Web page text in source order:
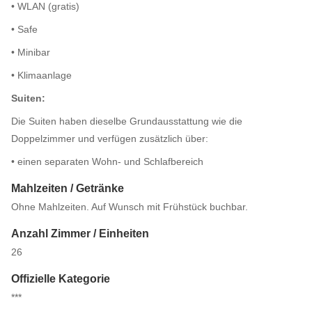
• WLAN (gratis)
• Safe
• Minibar
• Klimaanlage
Suiten:
Die Suiten haben dieselbe Grundausstattung wie die
Doppelzimmer und verfügen zusätzlich über:
• einen separaten Wohn- und Schlafbereich
Mahlzeiten / Getränke
Ohne Mahlzeiten. Auf Wunsch mit Frühstück buchbar.
Anzahl Zimmer / Einheiten
26
Offizielle Kategorie
***